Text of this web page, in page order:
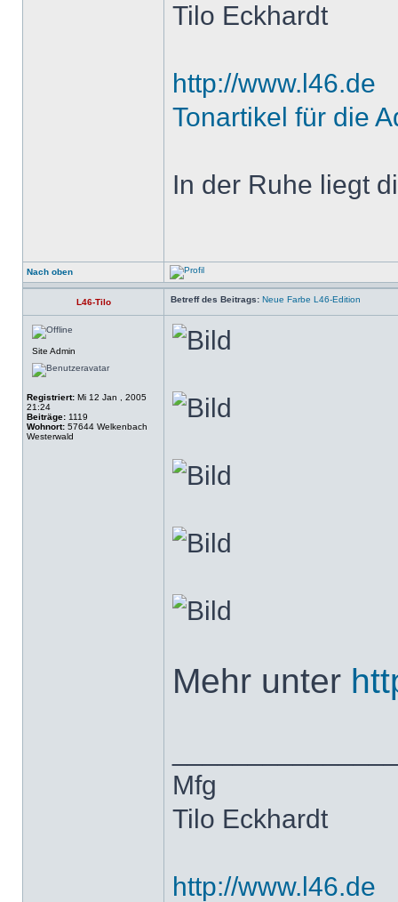
Tilo Eckhardt
http://www.l46.de
Tonartikel für die
In der Ruhe liegt
Nach oben
L46-Tilo Betreff des Beitrags: Neue Farbe L46-Edition
Site Admin
Registriert: Mi 12 Jan , 2005
21:24
Beiträge: 1119
Wohnort: 57644 Welkenbach
Westerwald
Mehr unter
Mfg
Tilo Eckhardt
http://www.l46.de